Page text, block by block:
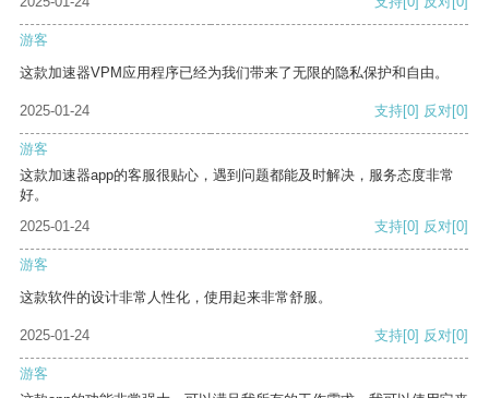
游客
这款加速器VPM应用程序已经为我们带来了无限的隐私保护和自由。
2025-01-24 支持[0] 反对[0]
游客
这款加速器app的客服很贴心，遇到问题都能及时解决，服务态度非常
好。
2025-01-24
支持[0] 反对[0]
游客
这款软件的设计非常人性化，使用起来非常舒服。
2025-01-24 支持[0] 反对[0]
游客